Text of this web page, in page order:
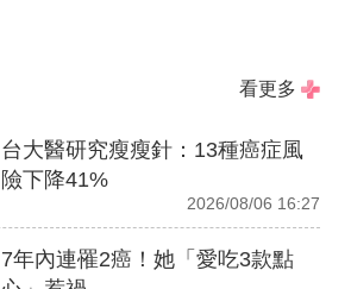
看更多
台大醫研究瘦瘦針：13種癌症風
險下降41%
2026/08/06 16:27
7年內連罹2癌！她「愛吃3款點